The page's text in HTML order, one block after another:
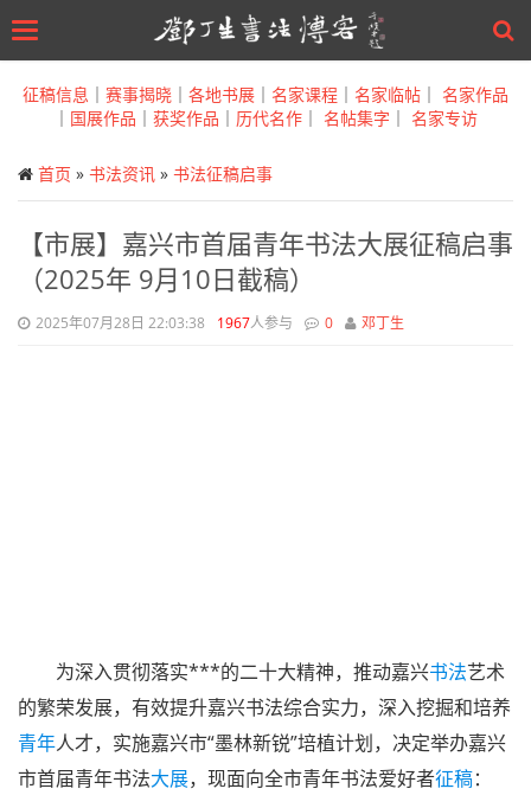
to
Toggle
征稿信息 ｜ 赛事揭晓 ｜ 各地书展 ｜ 名家课程 ｜ 名家临帖 ｜ 名家作品
｜ 国展作品 ｜ 获奖作品 ｜ 历代名作 ｜ 名帖集字 ｜ 名家专访
首页 » 书法资讯 » 书法征稿启事
【市展】嘉兴市首届青年书法大展征稿启事
（2025年 9月10日截稿）
2025年07月28日 22:03:38 1967人参与 0 邓丁生
为深入贯彻落实***的二十大精神，推动嘉兴书法艺术
的繁荣发展，有效提升嘉兴书法综合实力，深入挖掘和培养
青年人才，实施嘉兴市“墨林新锐”培植计划，决定举办嘉兴
市首届青年书法大展，现面向全市青年书法爱好者征稿：